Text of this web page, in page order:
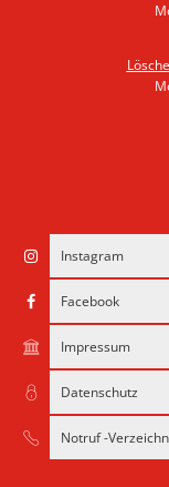
Instagram
Facebook
Impressum
Datenschutz
Notruf -